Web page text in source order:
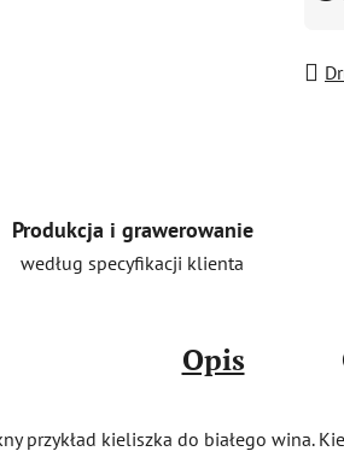
Produkcja i grawerowanie
według specyfikacji klienta
Opis
przykład kieliszka do białego wina.